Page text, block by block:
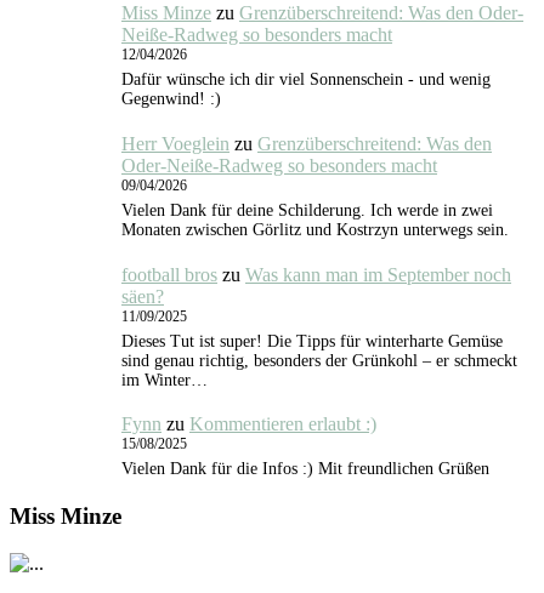
Miss Minze zu Grenzüberschreitend: Was den Oder-
Neiße-Radweg so besonders macht
12/04/2026
Dafür wünsche ich dir viel Sonnenschein - und wenig
Gegenwind! :)
Herr Voeglein zu Grenzüberschreitend: Was den
Oder-Neiße-Radweg so besonders macht
09/04/2026
Vielen Dank für deine Schilderung. Ich werde in zwei
Monaten zwischen Görlitz und Kostrzyn unterwegs sein.
football bros zu Was kann man im September noch
säen?
11/09/2025
Dieses Tut ist super! Die Tipps für winterharte Gemüse
sind genau richtig, besonders der Grünkohl – er schmeckt
im Winter…
Fynn zu Kommentieren erlaubt :)
15/08/2025
Vielen Dank für die Infos :) Mit freundlichen Grüßen
Miss Minze